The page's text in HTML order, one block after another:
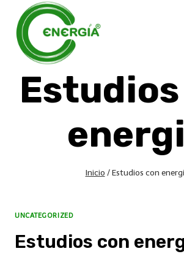
Inicio / Estudios con
UNCATEGORIZED
Estudios con